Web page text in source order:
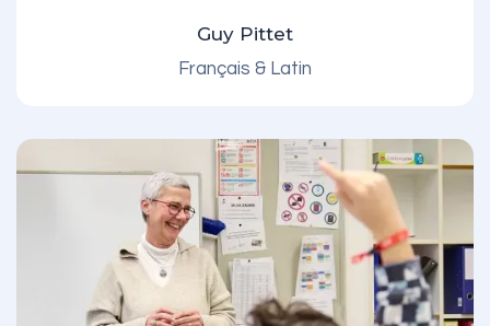
Guy Pittet
Français & Latin